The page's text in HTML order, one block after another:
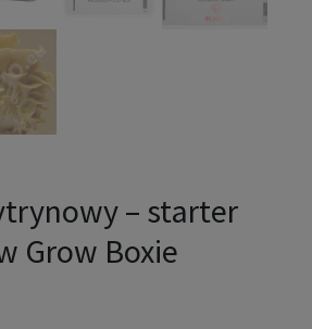
– starter
Grow Boxie